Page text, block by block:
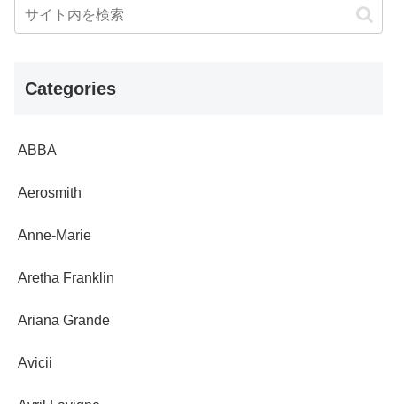
Categories
ABBA
Aerosmith
Anne-Marie
Aretha Franklin
Ariana Grande
Avicii